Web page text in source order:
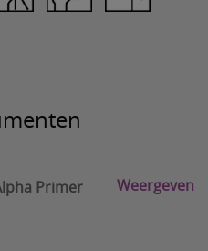
Primer
Weergeven